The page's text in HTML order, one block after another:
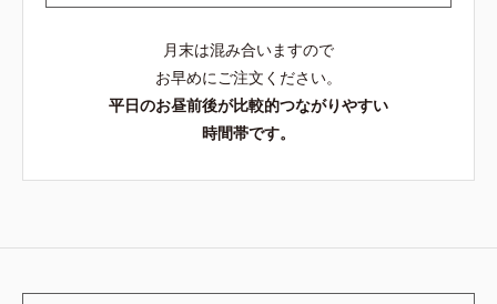
月末は混み合いますので
お早めにご注文ください。
平日のお昼前後が比較的つながりやすい
時間帯です。